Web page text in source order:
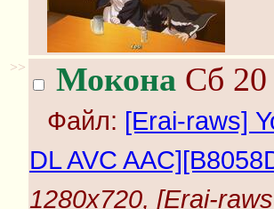
>> Мокона Сб 20
Файл: [Erai-raws]
DL AVC
1280x720, [Erai-